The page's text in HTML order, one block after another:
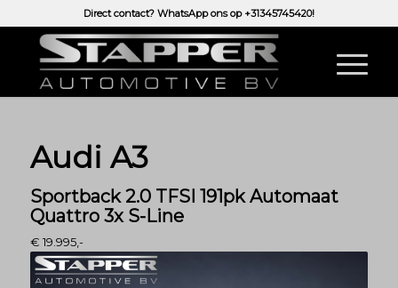
Direct contact? WhatsApp ons op +31345745420!
Audi A3
Sportback 2.0 TFSI 191pk Automaat
Quattro 3x S-Line
€ 19.995,-